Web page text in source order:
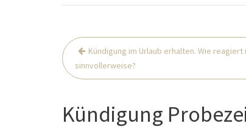
Beitrags-
Navigation
Kündigung im Urlaub erhalten. Wie reagiert
sinnvollerweise?
Kündigung